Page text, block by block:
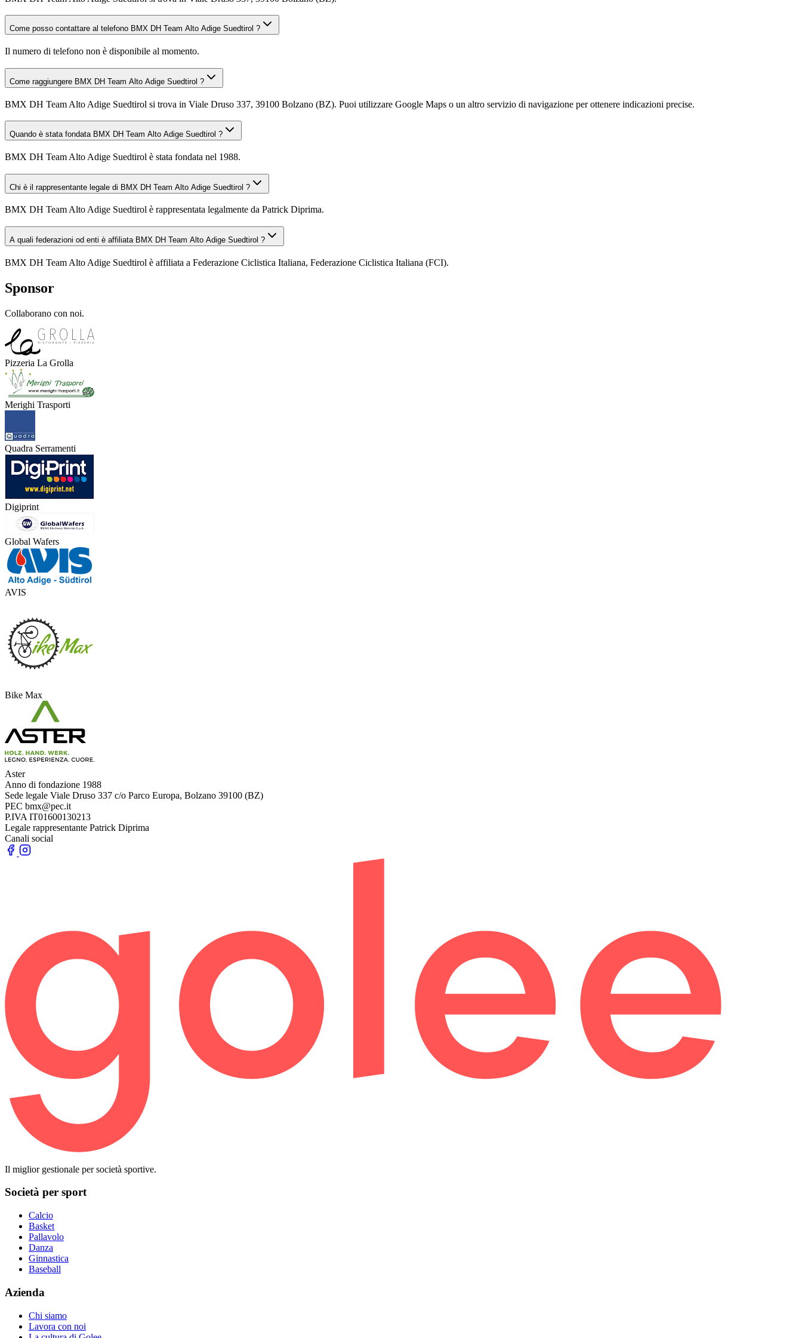
Come posso contattare al telefono BMX DH Team Alto Adige Suedtirol ?
Il numero di telefono non è disponibile al momento.
Come raggiungere BMX DH Team Alto Adige Suedtirol ?
BMX DH Team Alto Adige Suedtirol si trova in Viale Druso 337, 39100 Bolzano (BZ). Puoi utilizzare Google Maps o un altro servizio di navigazione per ottenere indicazioni precise.
Quando è stata fondata BMX DH Team Alto Adige Suedtirol ?
BMX DH Team Alto Adige Suedtirol è stata fondata nel 1988.
Chi è il rappresentante legale di BMX DH Team Alto Adige Suedtirol ?
BMX DH Team Alto Adige Suedtirol è rappresentata legalmente da Patrick Diprima.
A quali federazioni od enti è affiliata BMX DH Team Alto Adige Suedtirol ?
BMX DH Team Alto Adige Suedtirol è affiliata a Federazione Ciclistica Italiana, Federazione Ciclistica Italiana (FCI).
Sponsor
Collaborano con noi.
Pizzeria La Grolla
Merighi Trasporti
Quadra Serramenti
Digiprint
Global Wafers
AVIS
Bike Max
Aster
Anno di fondazione 1988
Sede legale Viale Druso 337 c/o Parco Europa, Bolzano 39100 (BZ)
PEC bmx@pec.it
P.IVA IT01600130213
Legale rappresentante Patrick Diprima
Canali social
Il miglior gestionale per società sportive.
Società per sport
Calcio
Basket
Pallavolo
Danza
Ginnastica
Baseball
Azienda
Chi siamo
Lavora con noi